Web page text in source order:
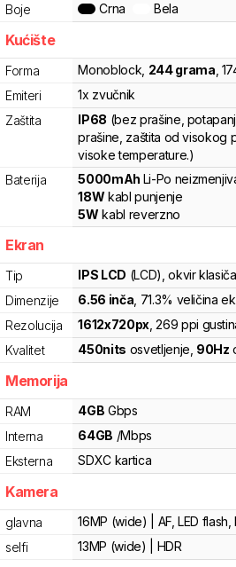
Boje
Crna Bela
Kućište
Forma Monoblock 244grama
Emiteri
1x zvučnik
Zaštita
IP68 (bez prašine,
prašine, zaštita od visokog
visoke temperature.)
Baterija
5000mAh Li-Po
18W kabl punjenje
5W kabl reverzno
Ekran
Tip IPS LCD (LCD) , okvir
Dimenzije
6.56 inča , 71.3% veličina
Rezolucija
1612x720px ,269 ppi
Kvalitet
450nits osvetljenje 90Hz
Memorija
RAM 4GB Gbps
Interna
64GB /Mbps
Eksterna
SDXC kartica
Kamera
glavna
16MP (wide) | AF, LED flash,
selfi
13MP (wide) | HDR